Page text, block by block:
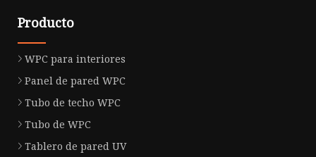
Producto
WPC para interiores
Panel de pared WPC
Tubo de techo WPC
Tubo de WPC
Tablero de pared UV